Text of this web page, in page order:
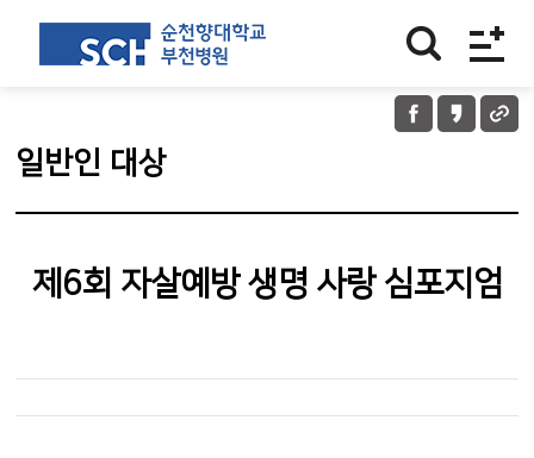
일반인 대상
제6회 자살예방 생명 사랑 심포지엄